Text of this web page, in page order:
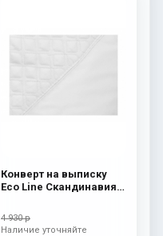
Конверт на выписку
Eco Line Скандинавия
4 930 р
Наличие уточняйте